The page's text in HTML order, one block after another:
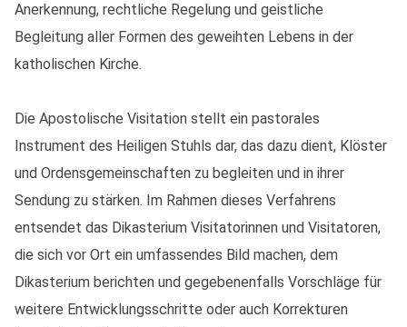
Anerkennung, rechtliche Regelung und geistliche
Begleitung aller Formen des geweihten Lebens in der
katholischen Kirche.
Die Apostolische Visitation stellt ein pastorales
Instrument des Heiligen Stuhls dar, das dazu dient, Klöster
und Ordensgemeinschaften zu begleiten und in ihrer
Sendung zu stärken. Im Rahmen dieses Verfahrens
entsendet das Dikasterium Visitatorinnen und Visitatoren,
die sich vor Ort ein umfassendes Bild machen, dem
Dikasterium berichten und gegebenenfalls Vorschläge für
weitere Entwicklungsschritte oder auch Korrekturen